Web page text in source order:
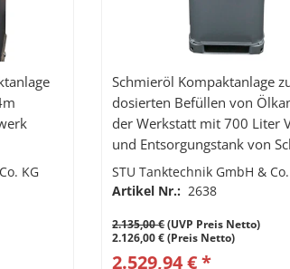
KG
Schmieröl Kompaktanlage
dosierten Befüllen von
der Werkstatt mit 700 Liter
und Entsorgungstank von
230V Zahnradpumpe
200-D, Druckschalter,
STU Tanktechnik GmbH &
Artikel Nr.: 2638
2.135,00 €(UVP Preis Netto)
2.126,00 € (Preis Netto)
2.529,94 € *